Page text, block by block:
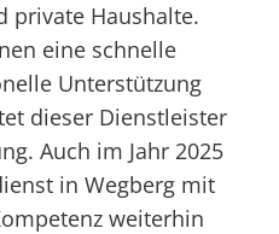
private Haushalte.
eine schnelle
Unterstützung
dieser Dienstleister
Auch im Jahr 2025
in Wegberg mit
weiterhin